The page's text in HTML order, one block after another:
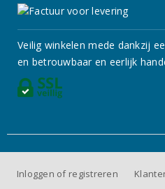
Veilig winkelen mede dankzij
en betrouwbaar en eerlijk
Inloggen of registreren